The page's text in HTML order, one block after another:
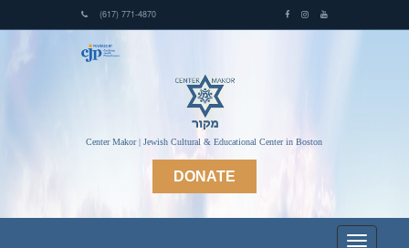
(617) 771-4870
Center Makor | Jewish Cultural & Educational Center in Boston
DONATE